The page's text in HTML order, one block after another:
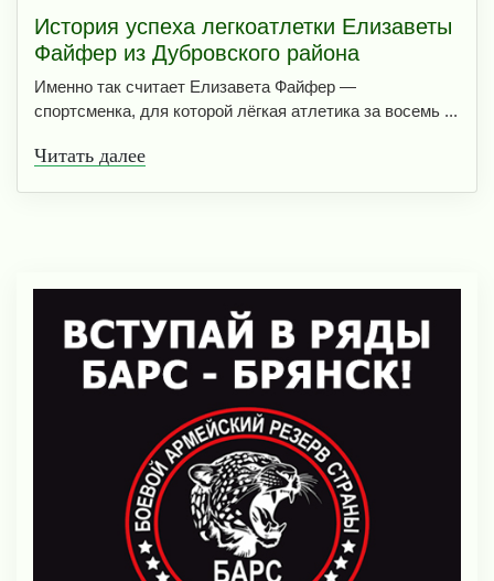
История успеха легкоатлетки Елизаветы
Файфер из Дубровского района
Именно так считает Елизавета Файфер —
спортсменка, для которой лёгкая атлетика за восемь ...
Читать далее